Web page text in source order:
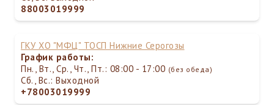
88003019999
ГКУ ХО "МФЦ" ТОСП Нижние Серогозы
График работы:
Пн., Вт., Ср., Чт., Пт.: 08:00 - 17:00 (без обеда)
Сб., Вс.: Выходной
+78003019999